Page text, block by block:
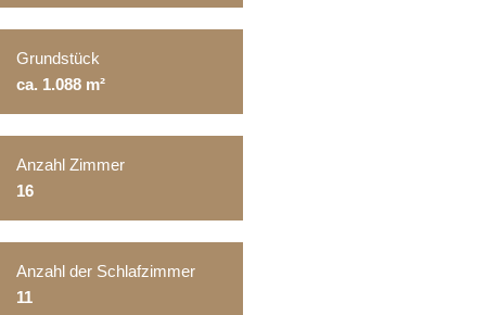
Grundstück
ca. 1.088 m²
Anzahl Zimmer
16
Anzahl der Schlafzimmer
11